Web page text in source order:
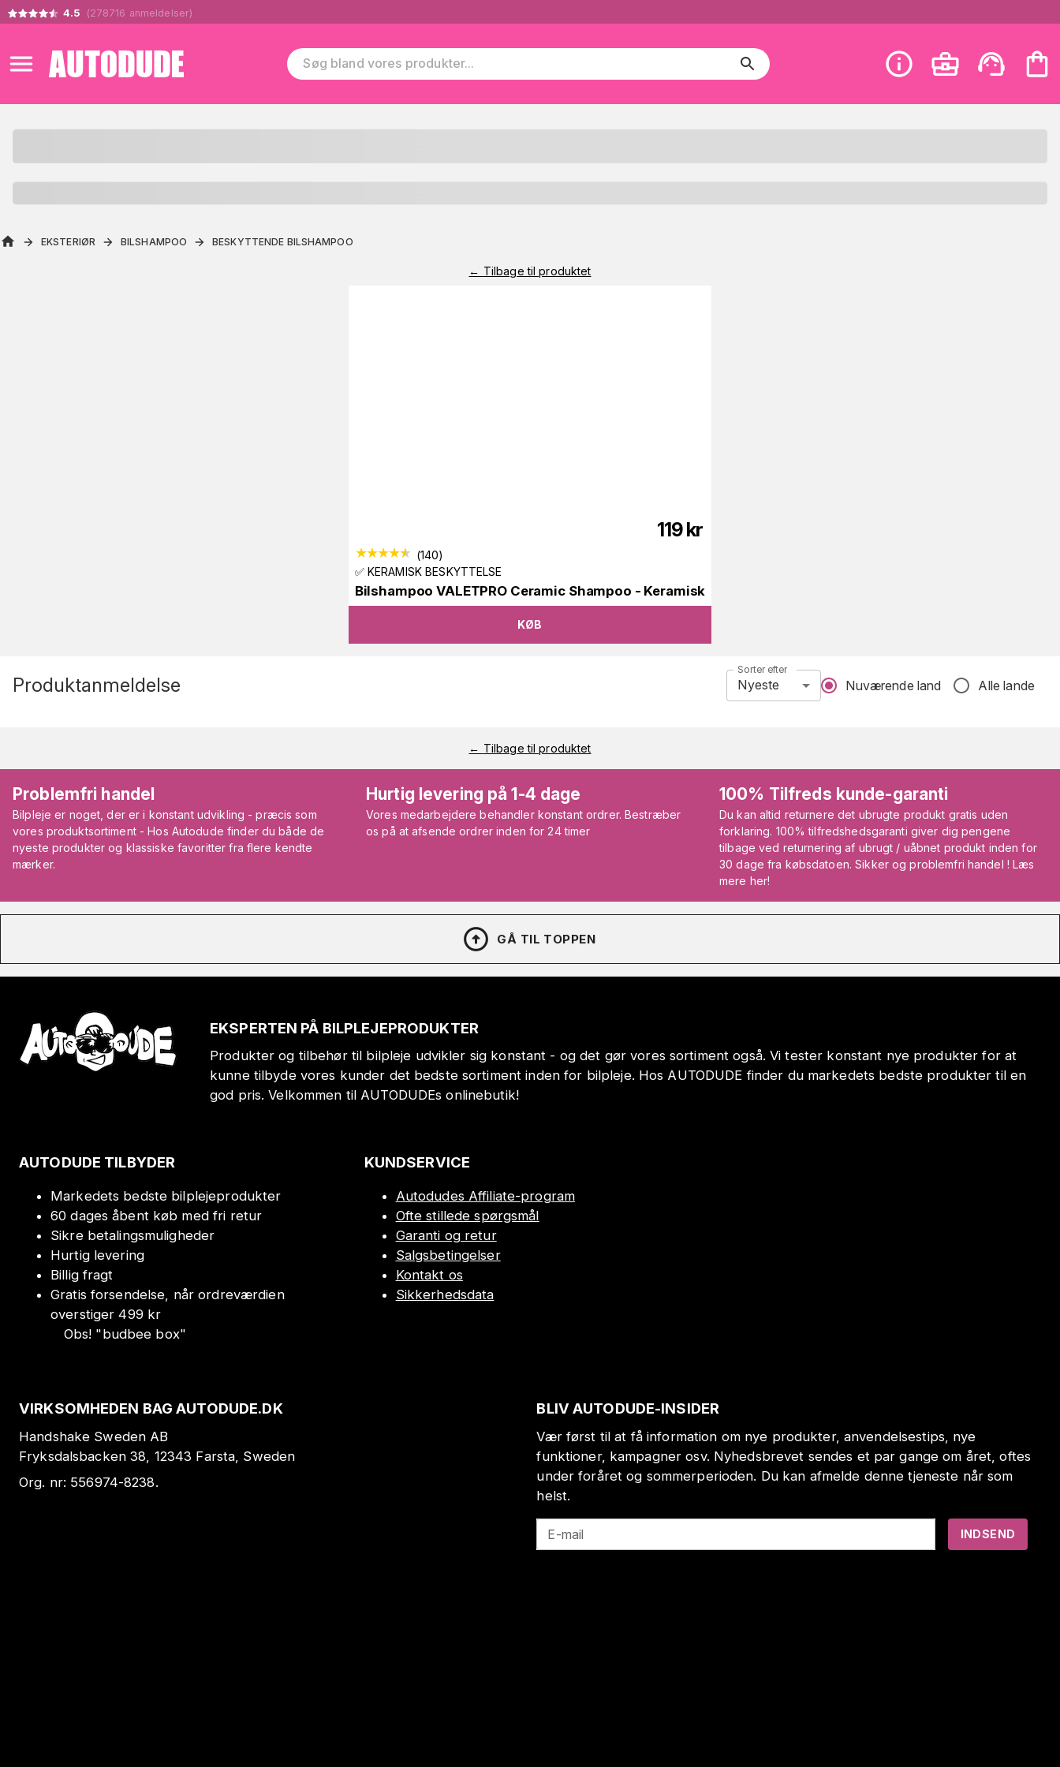
4.5 (278716 anmeldelser)
EKSTERIØR BILSHAMPOO BESKYTTENDE BILSHAMPOO
← Tilbage til produktet
119kr
(140)
✅ KERAMISK BESKYTTELSE
Bilshampoo VALETPRO Ceramic Shampoo - Keramisk
KØB
Produktanmeldelse
Sorter efter
Nyeste Nuværende land Alle lande
← Tilbage til produktet
Problemfri handel
Bilpleje er noget, der er i konstant udvikling - præcis som
vores produktsortiment - Hos Autodude finder du både de
nyeste produkter og klassiske favoritter fra flere kendte
mærker.
Hurtig levering på 1-4 dage
Vores medarbejdere behandler konstant ordrer. Bestræber
os på at afsende ordrer inden for 24 timer
100% Tilfreds kunde-garanti
Du kan altid returnere det ubrugte produkt gratis uden
forklaring. 100% tilfredshedsgaranti giver dig pengene
tilbage ved returnering af ubrugt / uåbnet produkt inden for
30 dage fra købsdatoen. Sikker og problemfri handel ! Læs
mere her!
GÅ TIL TOPPEN
EKSPERTEN PÅ BILPLEJEPRODUKTER
Produkter og tilbehør til bilpleje udvikler sig konstant - og det gør vores sortiment også. Vi tester konstant nye produkter for at
kunne tilbyde vores kunder det bedste sortiment inden for bilpleje. Hos AUTODUDE finder du markedets bedste produkter til en
god pris. Velkommen til AUTODUDEs onlinebutik!
AUTODUDE TILBYDER
Markedets bedste bilplejeprodukter
60 dages åbent køb med fri retur
Sikre betalingsmuligheder
Hurtig levering
Billig fragt
Gratis forsendelse, når ordreværdien
overstiger 499 kr
Obs! "budbee box"
KUNDSERVICE
Autodudes Affiliate-program
Ofte stillede spørgsmål
Garanti og retur
Salgsbetingelser
Kontakt os
Sikkerhedsdata
VIRKSOMHEDEN BAG AUTODUDE.DK
Handshake Sweden AB
Fryksdalsbacken 38, 12343 Farsta, Sweden
Org. nr: 556974-8238.
BLIV AUTODUDE-INSIDER
Vær først til at få information om nye produkter, anvendelsestips, nye
funktioner, kampagner osv. Nyhedsbrevet sendes et par gange om året, oftes
under foråret og sommerperioden. Du kan afmelde denne tjeneste når som
helst.
E-mail INDSEND